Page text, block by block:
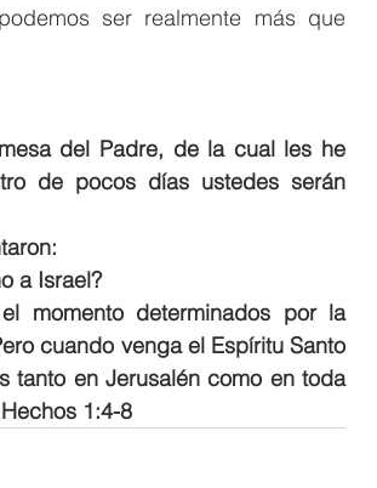
ser realmente más que
del Padre, de la cual les he
de pocos días ustedes serán
a Israel?
momento determinados por la
cuando venga el Espíritu Santo
tanto en Jerusalén como en toda
1:4-8